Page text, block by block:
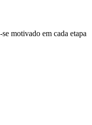
motivado em cada etapa